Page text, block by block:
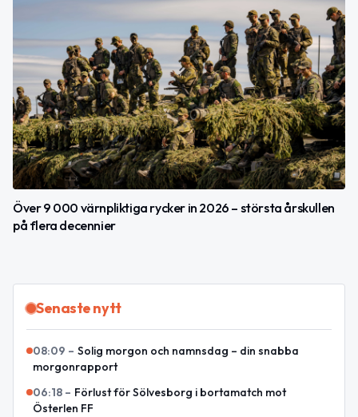
Över 9 000 värnpliktiga rycker in 2026 – största årskullen
på flera decennier
Senaste nytt
08:09 – Solig morgon och namnsdag – din snabba
morgonrapport
06:18 – Förlust för Sölvesborg i bortamatch mot
Österlen FF